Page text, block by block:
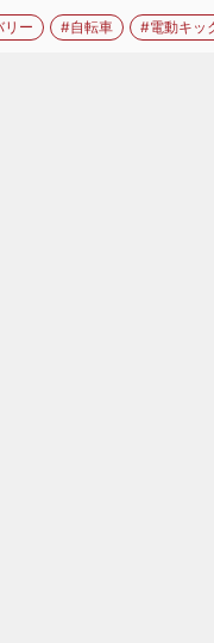
リー #自転車 #電動キッ